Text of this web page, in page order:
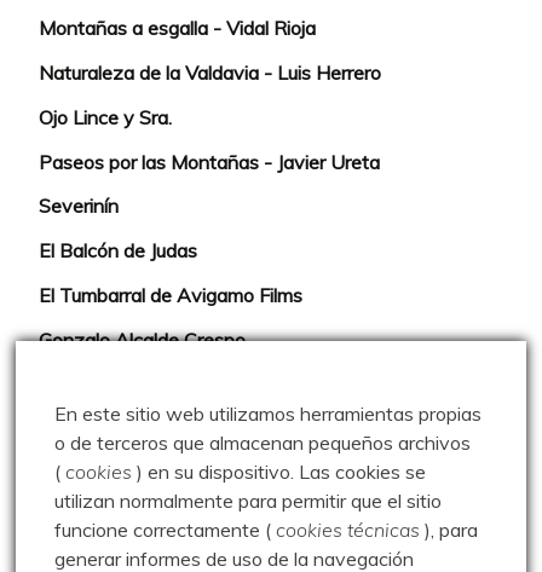
Montañas a esgalla - Vidal Rioja
Naturaleza de la Valdavia - Luis Herrero
Ojo Lince y Sra.
Paseos por las Montañas - Javier Ureta
Severinín
El Balcón de Judas
El Tumbarral de Avigamo Films
Gonzalo Alcalde Crespo
Montaña en libertad
Rutas y excursiones con niños
Valdeolea. Río Camesa, la vía azul
Aprendiz de sueños
En este sitio web utilizamos herramientas propias
o de terceros que almacenan pequeños archivos
(cookies ) en su dispositivo. Las cookies se
utilizan normalmente para permitir que el sitio
funcione correctamente (cookies técnicas ), para
generar informes de uso de la navegación